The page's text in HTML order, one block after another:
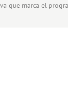
que marca el